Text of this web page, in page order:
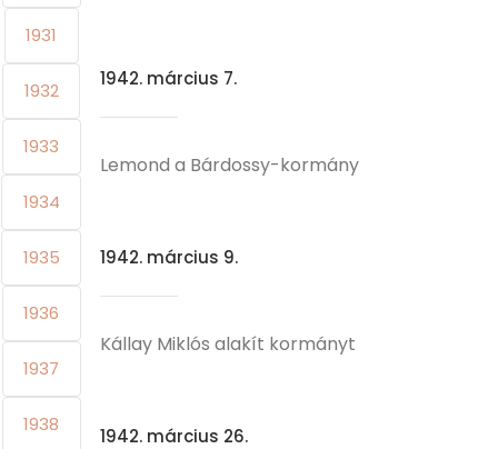
1931
1932
1933
1934
1935
1936
1937
1938
1942. március 7.
Lemond a Bárdossy-kormány
1942. március 9.
Kállay Miklós alakít kormányt
1942. március 26.